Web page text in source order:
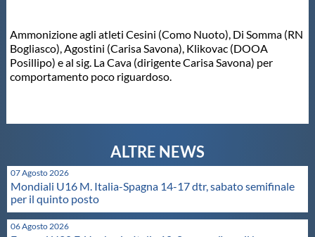
GUG
Scuole Nuoto
Propaganda
Centri Federali
Area Legislativa
Ammonizione agli atleti Cesini (Como Nuoto), Di Somma (RN
Bogliasco), Agostini (Carisa Savona), Klikovac (DOOA
Posillipo) e al sig. La Cava (dirigente Carisa Savona) per
comportamento poco riguardoso.
07 Agosto 2026
Mondiali U16 M. Italia-Spagna 14-17 dtr, sabato semifinale
per il quinto posto
06 Agosto 2026